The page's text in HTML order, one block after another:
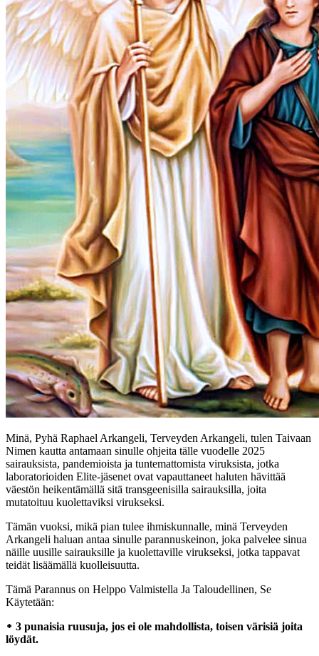
Minä, Pyhä Raphael Arkangeli, Terveyden Arkangeli, tulen Taivaan
Nimen kautta antamaan sinulle ohjeita tälle vuodelle 2025
sairauksista, pandemioista ja tuntemattomista viruksista, jotka
laboratorioiden Elite-jäsenet ovat vapauttaneet haluten hävittää
väestön heikentämällä sitä transgeenisilla sairauksilla, joita
mutatoituu kuolettaviksi virukseksi.
Tämän vuoksi, mikä pian tulee ihmiskunnalle, minä Terveyden
Arkangeli haluan antaa sinulle parannuskeinon, joka palvelee sinua
näille uusille sairauksille ja kuolettaville virukseksi, jotka tappavat
teidät lisäämällä kuolleisuutta.
Tämä Parannus on Helppo Valmistella Ja Taloudellinen, Se
Käytetään:
᛭ 3 punaisia ruusuja, jos ei ole mahdollista, toisen värisiä joita
löydät.